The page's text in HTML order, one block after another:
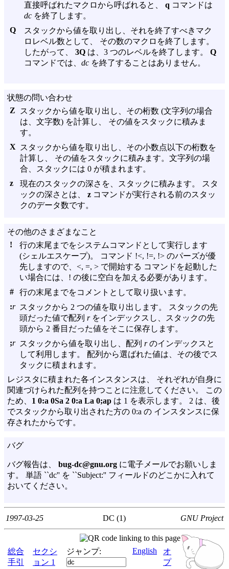
直接呼ばれたマクロから呼ばれると、 q コマンドは
dc を終了します。
Q
スタックから値を取り出し、それを終了すべきマク
ロレベル数として、 その数のマクロを終了します。
したがって、 3Q は、3 つのレベルを終了します。 Q
コマンドでは、 dc を終了することはありません。
状態の問い合わせ
Z
スタックから値を取り出し、その桁数 (文字列の場合
は、文字数) を計算し、 その値をスタックに積みま
す。
X
スタックから値を取り出し、その小数点以下の桁数を
計算し、 その値をスタックに積みます。文字列の場
合、スタックには 0 が積まれます。
z
現在のスタックの深さを、スタックに積みます。 スタ
ックの深さとは、 z コマンドが実行される前のスタッ
クのデータ数です。
その他のさまざまなこと
!
行の末尾までをシステムコマンドとして実行します
(シェルエスケープ)。 コマンド !<, !=, !> のパーズが優
先しますので、<, =, > で開始する コマンドを起動した
い場合には、! の後に空白を加える必要があります。
#
行の末尾までをコメントとして取り扱います。
:r スタックから 2 つの値を取り出します。 スタックの先
頭だった値で配列 rをインデックスし、スタックの先
頭から 2 番目だった値をそこに保存します。
;r スタックから値を取り出し、配列 rのインデックスと
して利用します。 配列から選ばれた値は、その後でス
タックに積まれます。
レジスタに積まれた各インスタンスは、 それぞれが自身に
関連づけられた配列を持つことに注意してください。 この
ため、 1 0:a 0Sa 2 0:a La 0;ap は 1 を表示します。 2 は、後
でスタックから取り出された方の 0:a の インスタンスに保
存されたからです。
バグ
バグ報告は、 bug-dc@gnu.org に電子メールでお願いしま
す。 単語 ``dc'' を ``Subject:'' フィールドのどこかに入れて
おいてください。
1997-03-25 DC (1) GNU Project
総合
手引
セクシ
ョン 1
ジャンプ: English
オ
プ